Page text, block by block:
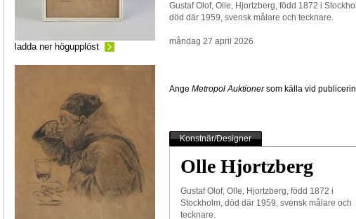
ladda ner högupplöst
Gustaf Olof, Olle, Hjortzberg, född 1872 i
död där 1959, svensk målare och tecknare.
måndag 27 april 2026
Ange Metropol Auktionersom källa vid
Konstnär/Designer
Olle Hjortzberg
Gustaf Olof, Olle, Hjortzberg, född 1872 i
Stockholm, död där 1959, svensk målare och
tecknare.